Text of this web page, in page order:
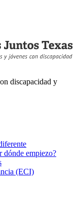
discapacidad y
dónde empiezo?
(ECI)